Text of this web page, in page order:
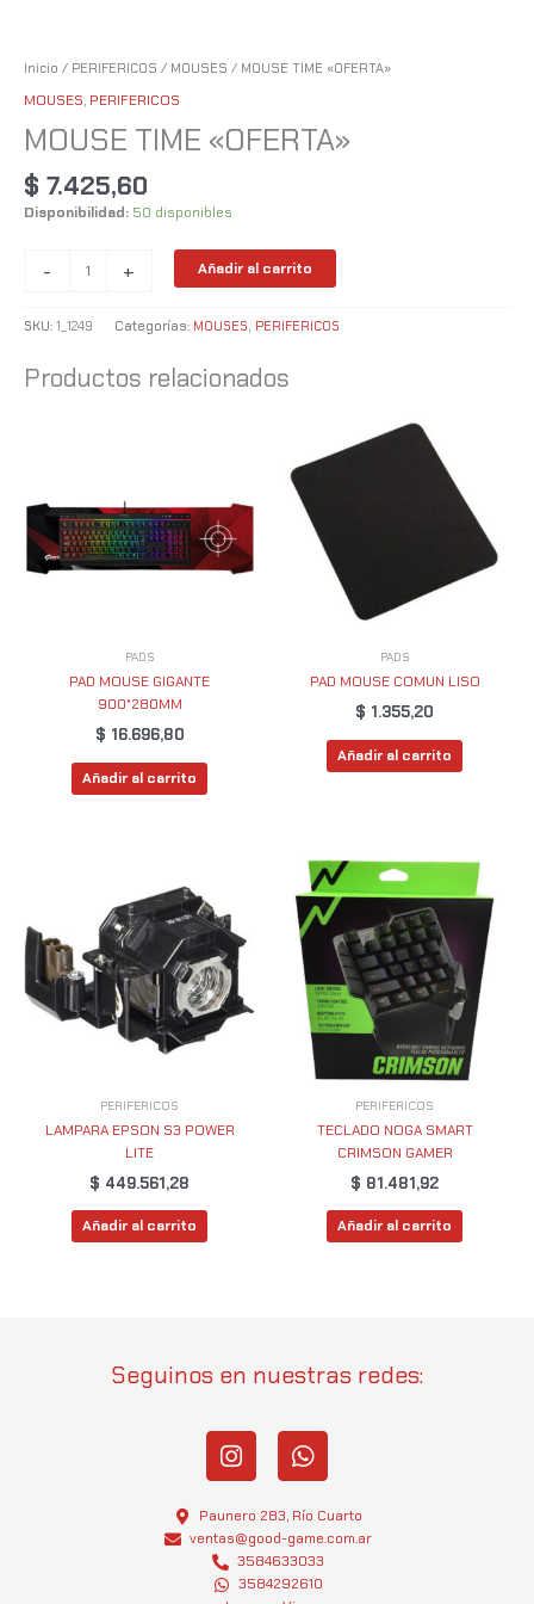
Inicio / PERIFERICOS / MOUSES / MOUSE TIME «OFERTA»
MOUSES, PERIFERICOS
MOUSE TIME «OFERTA»
$ 7.425,60
Disponibilidad: 50 disponibles
- + Añadir al carrito
SKU: 1_1249 Categorías: MOUSES PERIFERICOS
Productos relacionados
PADS
PAD MOUSE GIGANTE
900*280MM
$ 16.696,80
Añadir al carrito
PADS
PAD MOUSE COMUN LISO
$ 1.355,20
Añadir al carrito
PERIFERICOS
LAMPARA EPSON S3 POWER
LITE
$ 449.561,28
Añadir al carrito
PERIFERICOS
TECLADO NOGA SMART
CRIMSON GAMER
$ 81.481,92
Añadir al carrito
Seguinos en nuestras redes:
I
n
t
a
g
r
W
h
t
s
a
p
Paunero 283, Río Cuarto
ventas@good-game.com.ar
3584633033
3584292610